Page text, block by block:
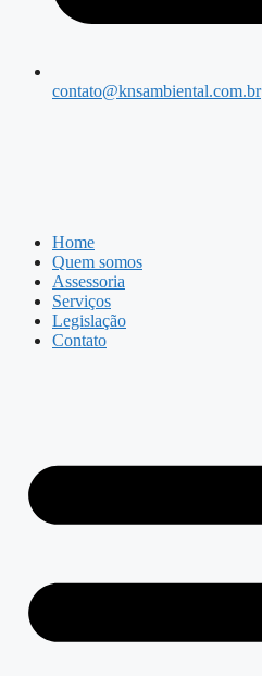
contato@knsambiental.com.br
Home
Quem somos
Assessoria
Serviços
Legislação
Contato